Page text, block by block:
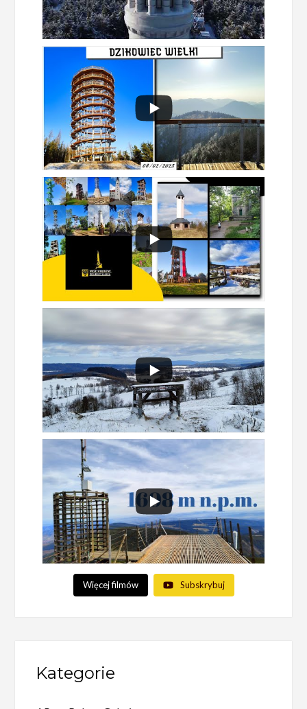
Więcej filmów Subskrybuj
Kategorie